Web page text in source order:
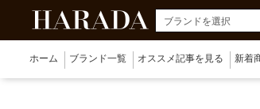
ホーム ブランド一覧 オススメ記事を見る 新着